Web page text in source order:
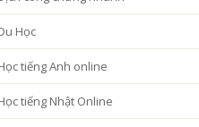
Học
tiếng Anh online
tiếng Nhật Online